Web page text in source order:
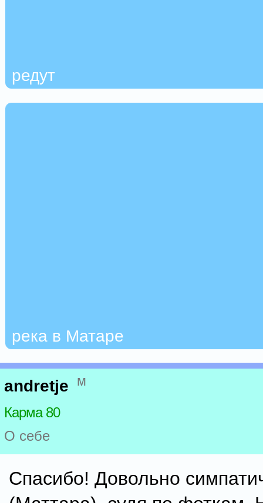
редут
река в Матаре
andretje м
Карма 80
О себе
Спасибо! Довольно